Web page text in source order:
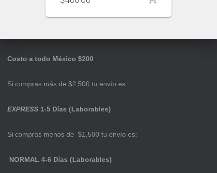
Costo a todo México $200
Si compras más de $2,500 tu envío es:
EXPRESS 1-5 Días (Laborables)
Si compras menos de $1,500 tu envío es:
NORMAL 4-6 Días (Laborables)